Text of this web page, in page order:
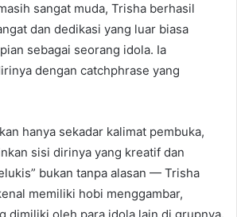
sangat muda, Trisha berhasil
dan dedikasi yang luar biasa
sebagai seorang idola. Ia
dengan catchphrase yang
hanya sekadar kalimat pembuka,
sisi dirinya yang kreatif dan
bukan tanpa alasan — Trisha
memiliki hobi menggambar,